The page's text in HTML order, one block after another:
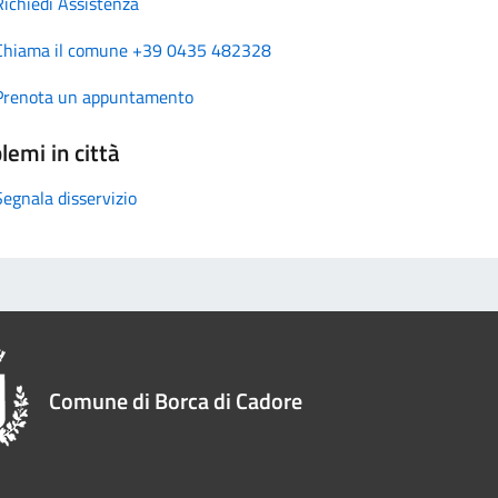
il comune +39 0435 482328
un appuntamento
in città
disservizio
Comune di Borca di Cadore